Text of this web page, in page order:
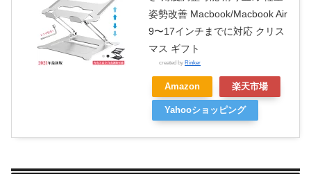
姿勢改善 Macbook/Macbook Air
9〜17インチまでに対応 クリス
マス ギフト
created by Rinker
Amazon 楽天市場
Yahooショッピング